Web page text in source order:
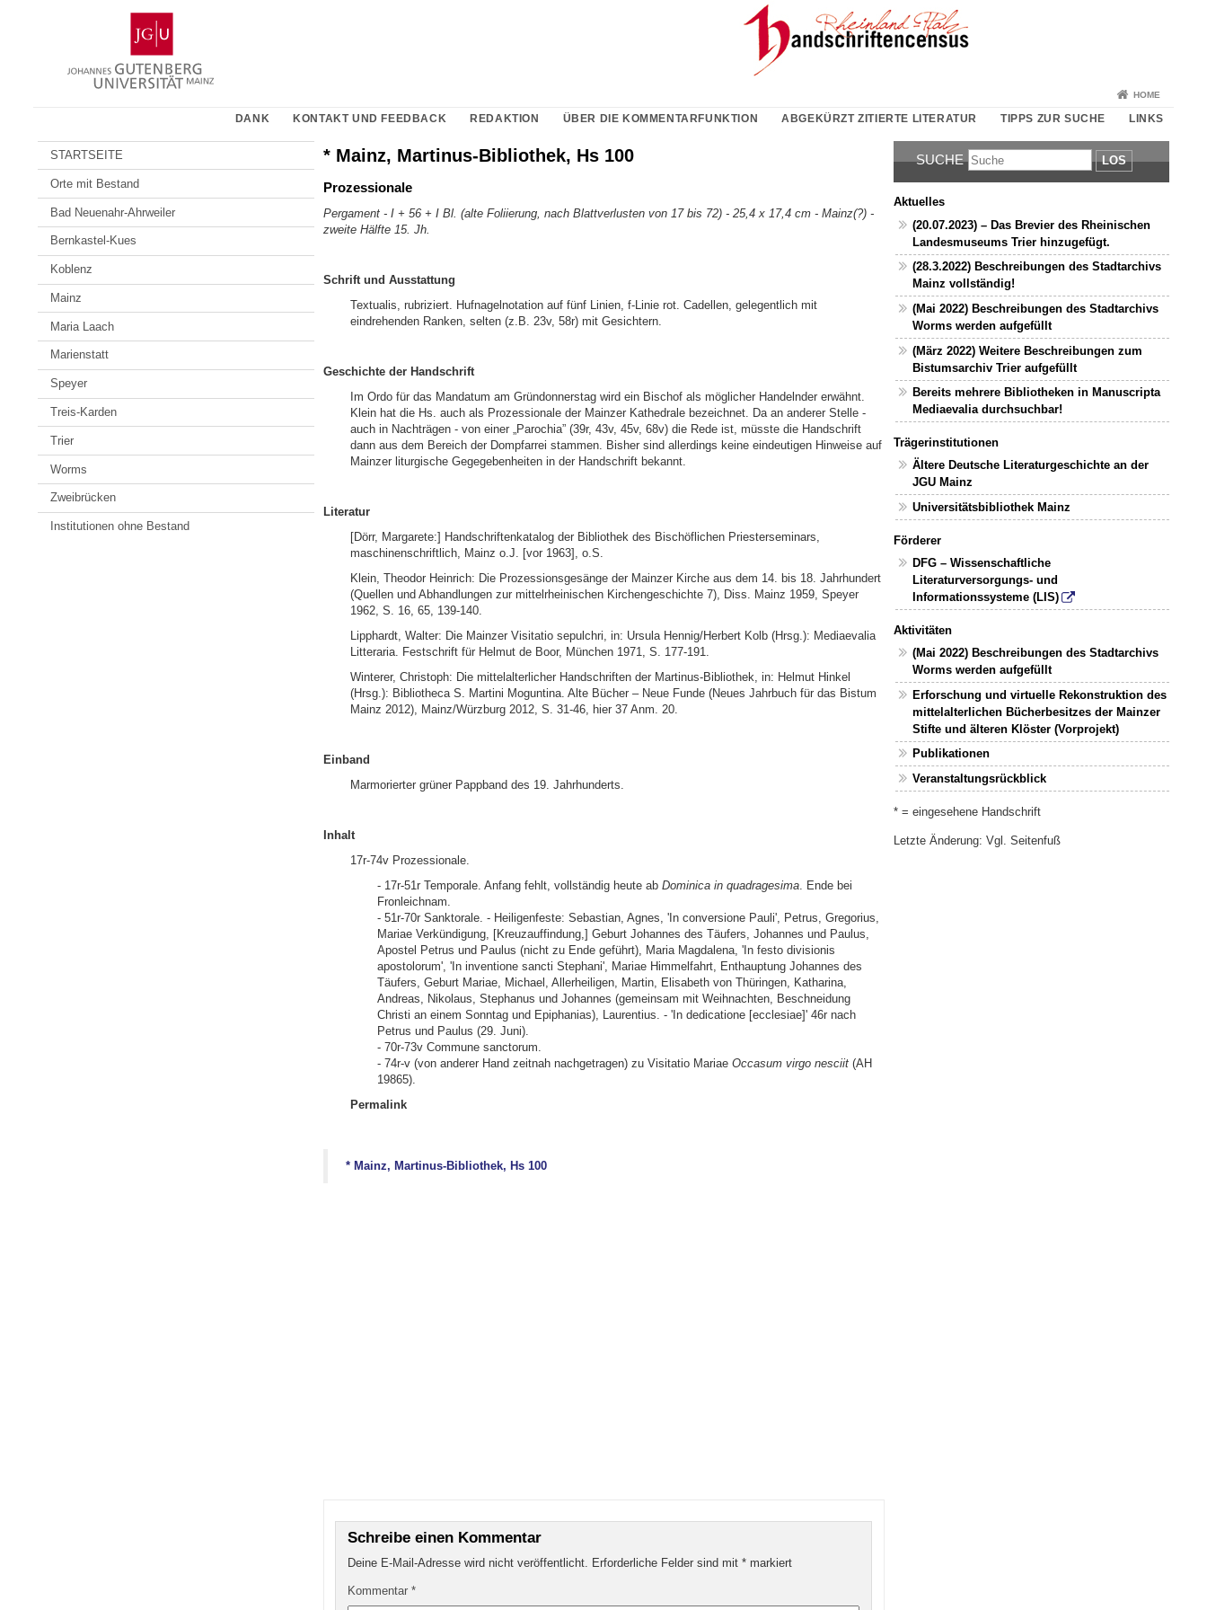
Gutenberg-
Universität
Mainz
HOME
DANK KONTAKT UND FEEDBACK REDAKTION ÜBER DIE KOMMENTARFUNKTION ABGEKÜRZT ZITIERTE LITERATUR TIPPS ZUR SUCHE LINKS
STARTSEITE
Orte mit Bestand
Bad Neuenahr-Ahrweiler
Bernkastel-Kues
Koblenz
Mainz
Maria Laach
Marienstatt
Speyer
Treis-Karden
Trier
Worms
Zweibrücken
Institutionen ohne Bestand
* Mainz, Martinus-Bibliothek, Hs 100
Prozessionale
Pergament - I + 56 + I Bl. (alte Foliierung, nach Blattverlusten von 17 bis 72) - 25,4 x 17,4 cm - Mainz(?) -
zweite Hälfte 15. Jh.
Schrift und Ausstattung
Textualis, rubriziert. Hufnagelnotation auf fünf Linien, f-Linie rot. Cadellen, gelegentlich mit
eindrehenden Ranken, selten (z.B. 23v, 58r) mit Gesichtern.
Geschichte der Handschrift
Im Ordo für das Mandatum am Gründonnerstag wird ein Bischof als möglicher Handelnder erwähnt.
Klein hat die Hs. auch als Prozessionale der Mainzer Kathedrale bezeichnet. Da an anderer Stelle -
auch in Nachträgen - von einer „Parochia” (39r, 43v, 45v, 68v) die Rede ist, müsste die Handschrift
dann aus dem Bereich der Dompfarrei stammen. Bisher sind allerdings keine eindeutigen Hinweise auf
Mainzer liturgische Gegegebenheiten in der Handschrift bekannt.
Literatur
[Dörr, Margarete:] Handschriftenkatalog der Bibliothek des Bischöflichen Priesterseminars,
maschinenschriftlich, Mainz o.J. [vor 1963], o.S.
Klein, Theodor Heinrich: Die Prozessionsgesänge der Mainzer Kirche aus dem 14. bis 18. Jahrhundert
(Quellen und Abhandlungen zur mittelrheinischen Kirchengeschichte 7), Diss. Mainz 1959, Speyer
1962, S. 16, 65, 139-140.
Lipphardt, Walter: Die Mainzer Visitatio sepulchri, in: Ursula Hennig/Herbert Kolb (Hrsg.): Mediaevalia
Litteraria. Festschrift für Helmut de Boor, München 1971, S. 177-191.
Winterer, Christoph: Die mittelalterlicher Handschriften der Martinus-Bibliothek, in: Helmut Hinkel
(Hrsg.): Bibliotheca S. Martini Moguntina. Alte Bücher – Neue Funde (Neues Jahrbuch für das Bistum
Mainz 2012), Mainz/Würzburg 2012, S. 31-46, hier 37 Anm. 20.
Einband
Marmorierter grüner Pappband des 19. Jahrhunderts.
Inhalt
17r-74v Prozessionale.
- 17r-51r Temporale. Anfang fehlt, vollständig heute ab Dominica in quadragesima. Ende bei
Fronleichnam.
- 51r-70r Sanktorale. - Heiligenfeste: Sebastian, Agnes, 'In conversione Pauli', Petrus, Gregorius,
Mariae Verkündigung, [Kreuzauffindung,] Geburt Johannes des Täufers, Johannes und Paulus,
Apostel Petrus und Paulus (nicht zu Ende geführt), Maria Magdalena, 'In festo divisionis
apostolorum', 'In inventione sancti Stephani', Mariae Himmelfahrt, Enthauptung Johannes des
Täufers, Geburt Mariae, Michael, Allerheiligen, Martin, Elisabeth von Thüringen, Katharina,
Andreas, Nikolaus, Stephanus und Johannes (gemeinsam mit Weihnachten, Beschneidung
Christi an einem Sonntag und Epiphanias), Laurentius. - 'In dedicatione [ecclesiae]' 46r nach
Petrus und Paulus (29. Juni).
- 70r-73v Commune sanctorum.
- 74r-v (von anderer Hand zeitnah nachgetragen) zu Visitatio Mariae Occasum virgo nesciit(AH
19865).
Permalink
* Mainz, Martinus-Bibliothek, Hs 100
Schreibe einen Kommentar
Deine E-Mail-Adresse wird nicht veröffentlicht. Erforderliche Felder sind mit* markiert
Kommentar*
SUCHE LOS
Aktuelles
(20.07.2023) – Das Brevier des Rheinischen
Landesmuseums Trier hinzugefügt.
(28.3.2022) Beschreibungen des Stadtarchivs
Mainz vollständig!
(Mai 2022) Beschreibungen des Stadtarchivs
Worms werden aufgefüllt
(März 2022) Weitere Beschreibungen zum
Bistumsarchiv Trier aufgefüllt
Bereits mehrere Bibliotheken in Manuscripta
Mediaevalia durchsuchbar!
Trägerinstitutionen
Ältere Deutsche Literaturgeschichte an der
JGU Mainz
Universitätsbibliothek Mainz
Förderer
DFG – Wissenschaftliche
Literaturversorgungs- und
Informationssysteme (LIS)
Aktivitäten
(Mai 2022) Beschreibungen des Stadtarchivs
Worms werden aufgefüllt
Erforschung und virtuelle Rekonstruktion des
mittelalterlichen Bücherbesitzes der Mainzer
Stifte und älteren Klöster (Vorprojekt)
Publikationen
Veranstaltungsrückblick
* = eingesehene Handschrift
Letzte Änderung: Vgl. Seitenfuß